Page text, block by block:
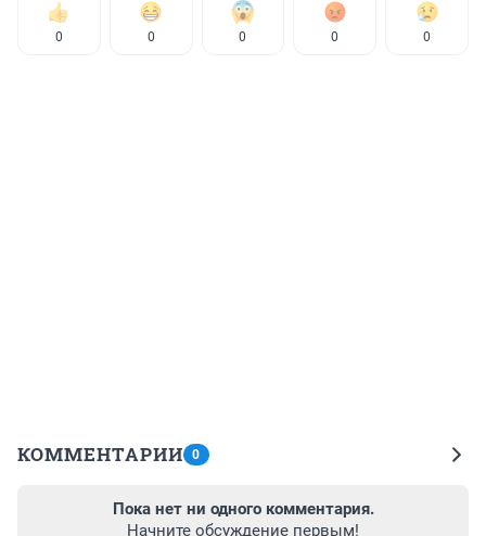
0 0 0 0 0
КОММЕНТАРИИ 0
Пока нет ни одного комментария.
Начните обсуждение первым!